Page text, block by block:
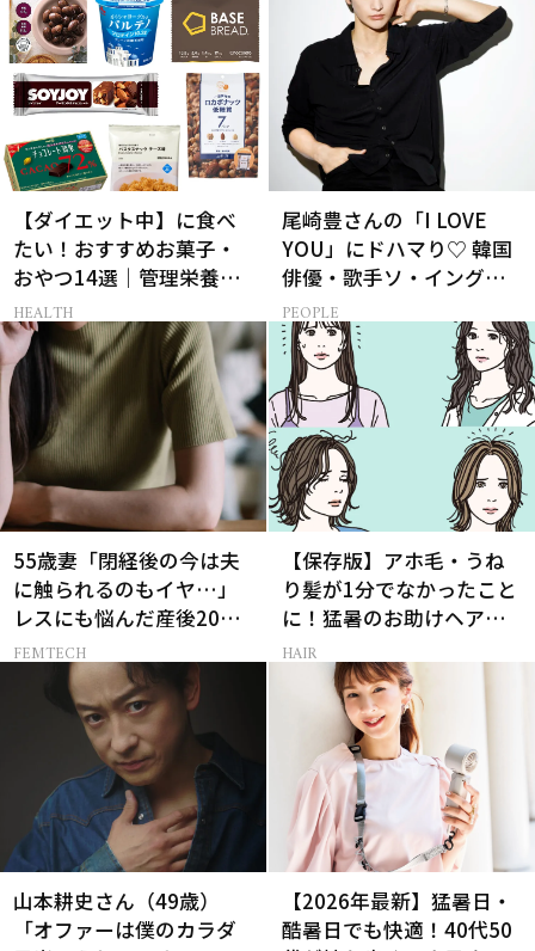
【ダイエット中】に食べ
たい！おすすめお菓子・
おやつ14選｜管理栄養士
監修
HEALTH
尾崎豊さんの「I LOVE
YOU」にドハマり♡ 韓国
俳優・歌手ソ・イングク
さんの音楽がすべての人
生って？
PEOPLE
55歳妻「閉経後の今は夫
に触られるのもイヤ…」
レスにも悩んだ産後20年
の葛藤
FEMTECH
【保存版】アホ毛・うね
り髪が1分でなかったこと
に！猛暑のお助けヘアア
イテム16選
HAIR
山本耕史さん（49歳）
「オファーは僕のカラダ
【2026年最新】猛暑日・
酷暑日でも快適！40代50